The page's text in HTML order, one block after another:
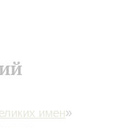
имен»